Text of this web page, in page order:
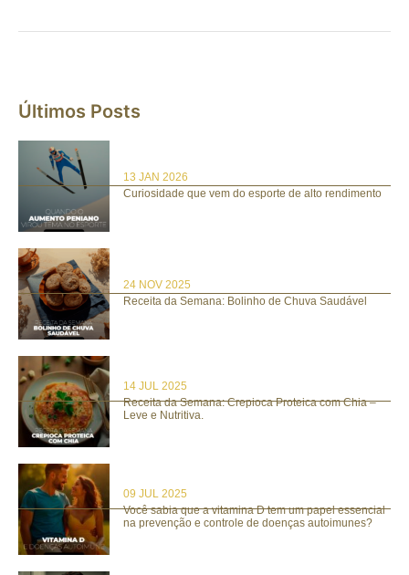
Últimos Posts
13 JAN 2026
Curiosidade que vem do esporte de alto rendimento
24 NOV 2025
Receita da Semana: Bolinho de Chuva Saudável
14 JUL 2025
Receita da Semana: Crepioca Proteica com Chia –
Leve e Nutritiva.
09 JUL 2025
Você sabia que a vitamina D tem um papel essencial
na prevenção e controle de doenças autoimunes?